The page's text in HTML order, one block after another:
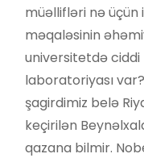
müəllifləri nə
məqaləsinin
universitetdə
laboratoriyası
şagirdimiz belə
keçirilən
qazana bilmir.